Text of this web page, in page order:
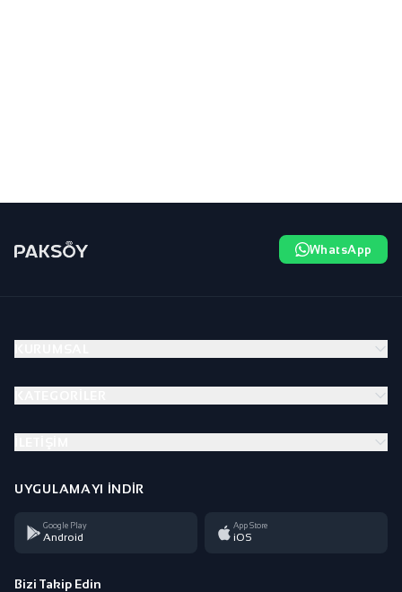
WhatsApp
UYGULAMAYI İNDIR
Google Play
Android
App Store
iOS
Bizi Takip Edin